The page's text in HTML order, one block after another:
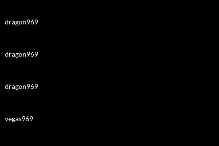
dragon969
dragon969
dragon969
vegas969